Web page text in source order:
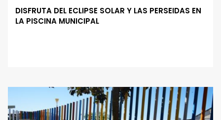
DISFRUTA DEL ECLIPSE SOLAR Y LAS PERSEIDAS EN
LA PISCINA MUNICIPAL